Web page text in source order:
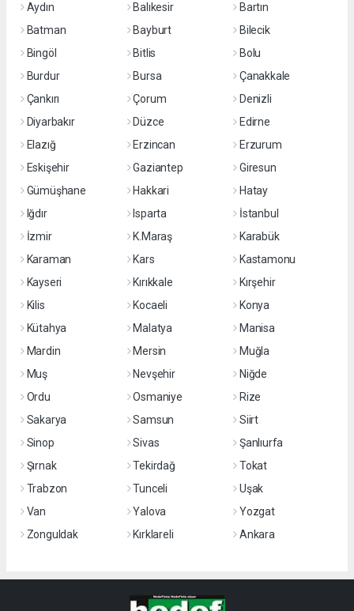
Aydın
Balıkesir
Bartın
Batman
Bayburt
Bilecik
Bingöl
Bitlis
Bolu
Burdur
Bursa
Çanakkale
Çankırı
Çorum
Denizli
Diyarbakır
Düzce
Edirne
Elazığ
Erzincan
Erzurum
Eskişehir
Gaziantep
Giresun
Gümüşhane
Hakkari
Hatay
Iğdır
Isparta
İstanbul
İzmir
K.Maraş
Karabük
Karaman
Kars
Kastamonu
Kayseri
Kırıkkale
Kırşehir
Kilis
Kocaeli
Konya
Kütahya
Malatya
Manisa
Mardin
Mersin
Muğla
Muş
Nevşehir
Niğde
Ordu
Osmaniye
Rize
Sakarya
Samsun
Siirt
Sinop
Sivas
Şanlıurfa
Şırnak
Tekirdağ
Tokat
Trabzon
Tunceli
Uşak
Van
Yalova
Yozgat
Zonguldak
Kırklareli Ankara